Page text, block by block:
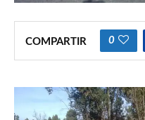
COMPARTIR 0